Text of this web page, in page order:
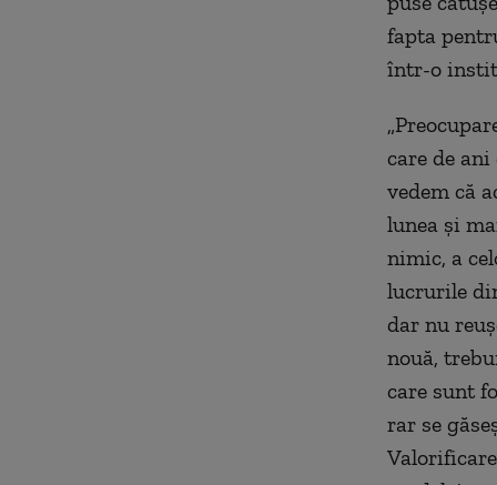
fapta
într-o
care de
vedem că
lunea și
nimic, a
lucrurile
dar nu
nouă,
care sunt
rar se